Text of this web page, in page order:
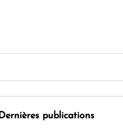
publications